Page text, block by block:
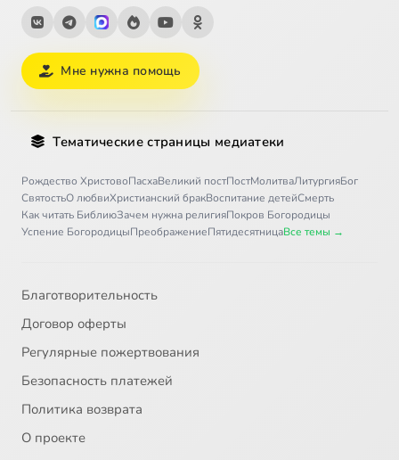
Мне нужна помощь
Тематические страницы медиатеки
Рождество ХристовоПасхаВеликий постПостМолитваЛитургияБог
СвятостьО любвиХристианский бракВоспитание детейСмерть
Как читать БиблиюЗачем нужна религияПокров Богородицы
Успение БогородицыПреображениеПятидесятницаВсе темы →
Благотворительность
Договор оферты
Регулярные пожертвования
Безопасность платежей
Политика возврата
О проекте